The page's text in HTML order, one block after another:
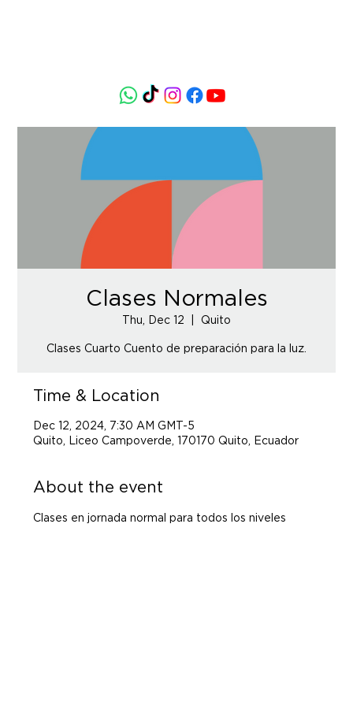
Clases Normales
Thu, Dec 12 Quito
Clases Cuarto Cuento de preparación para la luz.
Time & Location
Dec 12, 2024, 7:30 AM GMT-5
Quito, Liceo Campoverde, 170170 Quito, Ecuador
About the event
Clases en jornada normal para todos los niveles